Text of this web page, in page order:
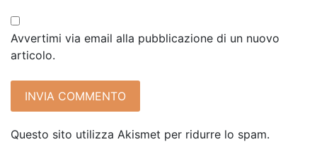
Avvertimi via email alla pubblicazione di un nuovo
articolo.
Questo sito utilizza Akismet per ridurre lo spam.